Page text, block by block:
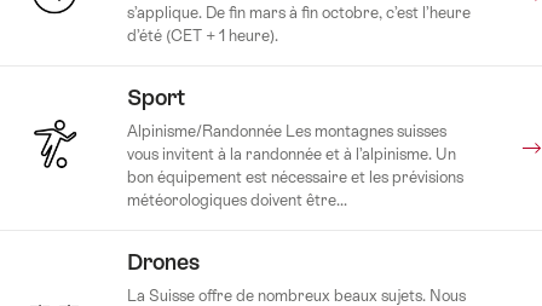
s’applique. De fin mars à fin octobre, c’est l’heure
d’été (CET + 1 heure).
Sport
Alpinisme/Randonnée Les montagnes suisses
vous invitent à la randonnée et à l’alpinisme. Un
bon équipement est nécessaire et les prévisions
météorologiques doivent être...
Drones
La Suisse offre de nombreux beaux sujets. Nous